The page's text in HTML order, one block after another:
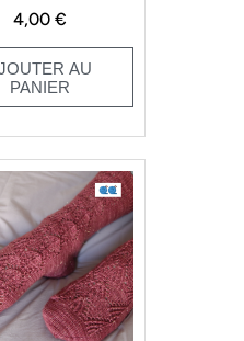
4,00 €
AU
PANIER